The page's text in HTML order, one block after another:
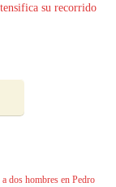
su recorrido
dos hombres en Pedro